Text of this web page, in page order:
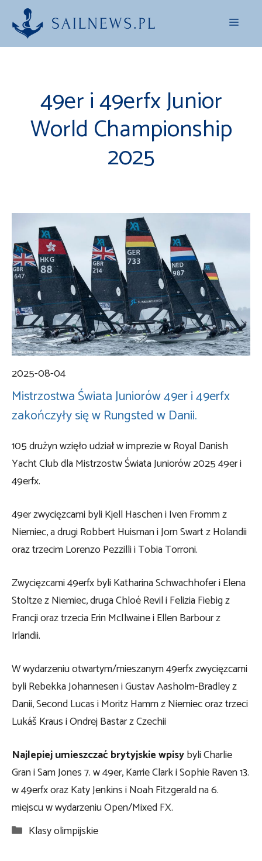
Przejdź
treści
Menu
49er i 49erfx Junior
World Championship
2025
2025-08-04
Mistrzostwa Świata Juniorów 49er i 49erfx
zakończyły się w Rungsted w Danii.
105 drużyn wzięło udział w imprezie w Royal Danish
Yacht Club dla Mistrzostw Świata Juniorów 2025 49er i
49erfx.
49er zwycięzcami byli Kjell Haschen i Iven Fromm z
Niemiec, a drugi Robbert Huisman i Jorn Swart z Holandii
oraz trzecim Lorenzo Pezzilli i Tobia Torroni.
Zwycięzcami 49erfx byli Katharina Schwachhofer i Elena
Stoltze z Niemiec, druga Chloé Revil i Felizia Fiebig z
Francji oraz trzecia Erin McIlwaine i Ellen Barbour z
Irlandii.
W wydarzeniu otwartym/mieszanym 49erfx zwycięzcami
byli Rebekka Johannesen i Gustav Aasholm-Bradley z
Danii, Second Lucas i Moritz Hamm z Niemiec oraz trzeci
Lukáš Kraus i Ondrej Bastar z Czechii
Najlepiej umieszczać brytyjskie wpisybyli Charlie
Gran i Sam Jones 7. w 49er, Karrie Clark i Sophie Raven 13.
w 49erfx oraz Katy Jenkins i Noah Fitzgerald na 6.
miejscu w wydarzeniu Open/Mixed FX.
Kategorie
Klasy olimpijskie